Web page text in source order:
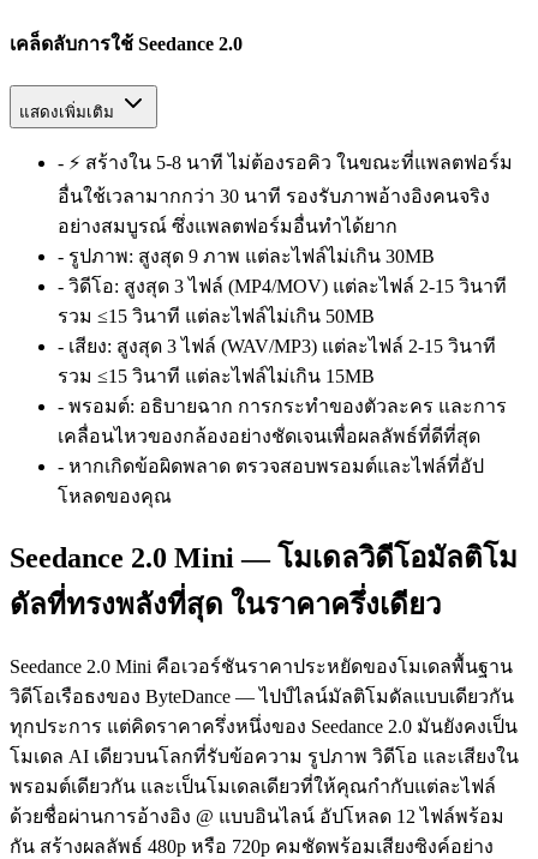
เคล็ดลับการใช้ Seedance 2.0
แสดงเพิ่มเติม
- ⚡ สร้างใน 5-8 นาที ไม่ต้องรอคิว ในขณะที่แพลตฟอร์ม
อื่นใช้เวลามากกว่า 30 นาที รองรับภาพอ้างอิงคนจริง
อย่างสมบูรณ์ ซึ่งแพลตฟอร์มอื่นทำได้ยาก
- รูปภาพ: สูงสุด 9 ภาพ แต่ละไฟล์ไม่เกิน 30MB
- วิดีโอ: สูงสุด 3 ไฟล์ (MP4/MOV) แต่ละไฟล์ 2-15 วินาที
รวม ≤15 วินาที แต่ละไฟล์ไม่เกิน 50MB
- เสียง: สูงสุด 3 ไฟล์ (WAV/MP3) แต่ละไฟล์ 2-15 วินาที
รวม ≤15 วินาที แต่ละไฟล์ไม่เกิน 15MB
- พรอมต์: อธิบายฉาก การกระทำของตัวละคร และการ
เคลื่อนไหวของกล้องอย่างชัดเจนเพื่อผลลัพธ์ที่ดีที่สุด
- หากเกิดข้อผิดพลาด ตรวจสอบพรอมต์และไฟล์ที่อัป
โหลดของคุณ
Seedance 2.0 Mini — โมเดลวิดีโอมัลติโม
ดัลที่ทรงพลังที่สุด ในราคาครึ่งเดียว
Seedance 2.0 Mini คือเวอร์ชันราคาประหยัดของโมเดลพื้นฐาน
วิดีโอเรือธงของ ByteDance — ไปป์ไลน์มัลติโมดัลแบบเดียวกัน
ทุกประการ แต่คิดราคาครึ่งหนึ่งของ Seedance 2.0 มันยังคงเป็น
โมเดล AI เดียวบนโลกที่รับข้อความ รูปภาพ วิดีโอ และเสียงใน
พรอมต์เดียวกัน และเป็นโมเดลเดียวที่ให้คุณกำกับแต่ละไฟล์
ด้วยชื่อผ่านการอ้างอิง @ แบบอินไลน์ อัปโหลด 12 ไฟล์พร้อม
กัน สร้างผลลัพธ์ 480p หรือ 720p คมชัดพร้อมเสียงซิงค์อย่าง